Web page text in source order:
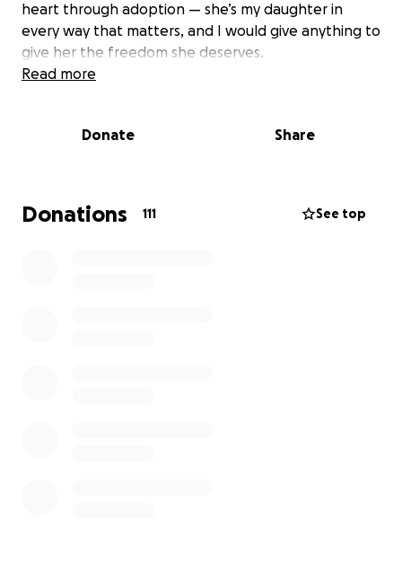
heart through adoption — she’s my daughter in
every way that matters, and I would give anything to
give her the freedom she deserves.
face fall when she can’t join in — and it’s a pain I
But there’s a special all-terrain wheelchair that could
change her world completely. With it, she could
Read more
Donate Share
Donations 111 See top